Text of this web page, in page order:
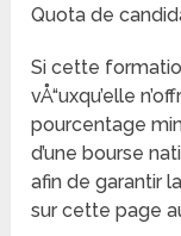
Quota de
Si cette
vÅ“uxqu’elle
pourcentage
d’une bourse
afin de garantir
sur cette page